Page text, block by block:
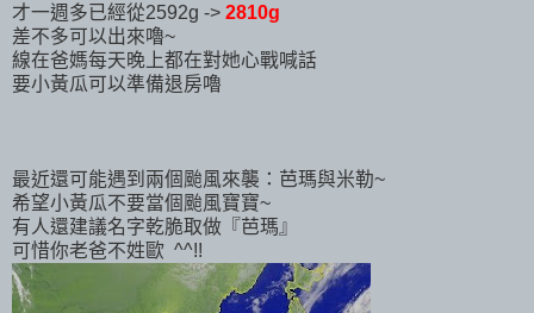
才一週多已經從2592g -> 2810g
差不多可以出來嚕~
線在爸媽每天晚上都在對她心戰喊話
要小黃瓜可以準備退房嚕
最近還可能遇到兩個颱風來襲：芭瑪與米勒~
希望小黃瓜不要當個颱風寶寶~
有人還建議名字乾脆取做『芭瑪』
可惜你老爸不姓歐 ^^!!